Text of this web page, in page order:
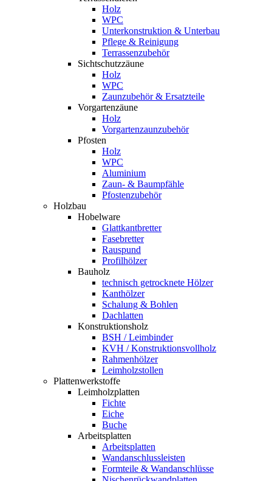
Holz
WPC
Unterkonstruktion & Unterbau
Pflege & Reinigung
Terrassenzubehör
Sichtschutzzäune
Holz
WPC
Zaunzubehör & Ersatzteile
Vorgartenzäune
Holz
Vorgartenzaunzubehör
Pfosten
Holz
WPC
Aluminium
Zaun- & Baumpfähle
Pfostenzubehör
Holzbau
Hobelware
Glattkantbretter
Fasebretter
Rauspund
Profilhölzer
Bauholz
technisch getrocknete Hölzer
Kanthölzer
Schalung & Bohlen
Dachlatten
Konstruktionsholz
BSH / Leimbinder
KVH / Konstruktionsvollholz
Rahmenhölzer
Leimholzstollen
Plattenwerkstoffe
Leimholzplatten
Fichte
Eiche
Buche
Arbeitsplatten
Arbeitsplatten
Wandanschlussleisten
Formteile & Wandanschlüsse